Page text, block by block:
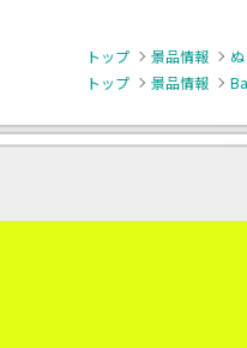
トップ 景品情報
トップ
景品情報